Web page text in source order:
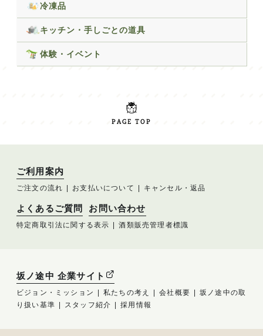
冷凍品
キッチン・手しごとの道具
体験・イベント
PAGE TOP
ご利用案内
ご注文の流れ お支払いについて キャンセル・返品
よくあるご質問 お問い合わせ
特定商取引法に関する表示 酒類販売管理者標識
坂ノ途中 企業サイト
ビジョン・ミッション 私たちの考え 会社概要
坂ノ途中の取
り扱い基準
スタッフ紹介 採用情報